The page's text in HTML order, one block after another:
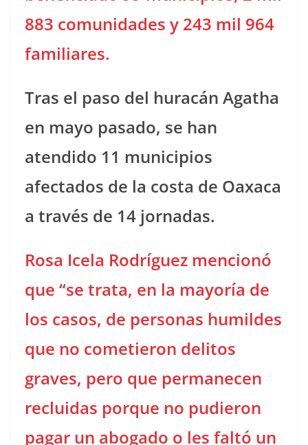
883 comunidades y 243 mil 964
familiares.
Tras el paso del huracán Agatha
en mayo pasado, se han
atendido 11 municipios
afectados de la costa de Oaxaca
a través de 14 jornadas.
Rosa Icela Rodríguez mencionó
que “se trata, en la mayoría de
los casos, de personas humildes
que no cometieron delitos
graves, pero que permanecen
recluidas porque no pudieron
pagar un abogado o les faltó un